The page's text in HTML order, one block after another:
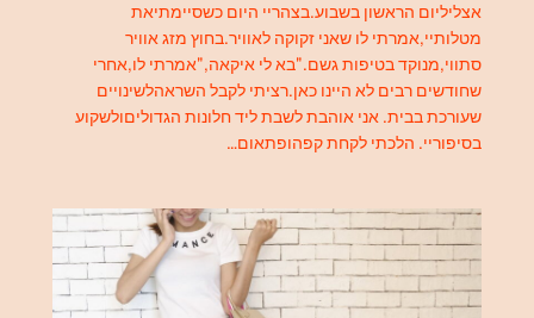
אצליליום הראשון בשבוע.בצהריי היום כשסיימתיאת
מטלותיי,אמרתי לו שאני זקוקה לאוויר.בחוץ מזג אוויר
סתווי,מנוקד בטיפות גשם."בא לי איקאה,"אמרתי לו,אחרי
שחודשים רבים לא היינו כאן.רציתי לקבל השראהלשינויים
שעורכת בבית. אני אוהבת לשבת ליד חלונות הגדוליםולשקוע
בסיפוריי. הלכתי לקחת קפהופתאום…